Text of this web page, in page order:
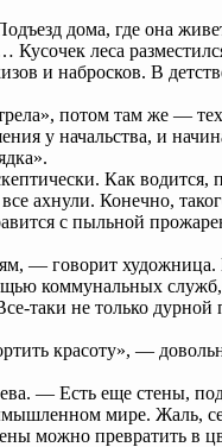
дома, где она
леса
и набросков. В
потом там же —
у начальства, и
Как
ахнули. Конечно,
с пыльной
— говорит
коммунальных
не только дурной
красоту», —
— Есть еще стены,
мире. Жаль,
можно превратить в